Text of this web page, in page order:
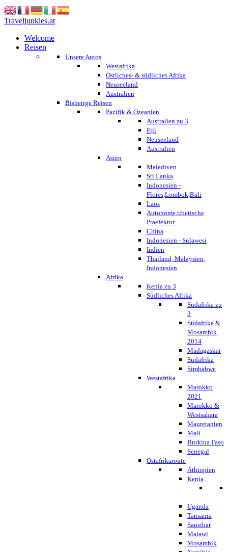
Traveljunkies.at
Welcome
Reisen
Unsere Autos
Westafrika
Östliches- & südliches Afrika
Neuseeland
Australien
Bisherige Reisen
Pazifik & Ozeanien
Australien zu 3
Fiji
Neuseeland
Australien
Asien
Malediven
Sri Lanka
Indonesien -
Flores,Lombok,Bali
Laos
Autonome tibetische
Praefektur
China
Indonesien - Sulawesi
Indien
Thailand, Malaysien,
Indonesien
Afrika
Kenia zu 3
Südliches Afrika
Südafrika zu
3
Südafrika &
Mosambik
2014
Madagaskar
Südafrika
Simbabwe
Westafrika
Marokko
2021
Marokko &
Westsahara
Mauretanien
Mali
Burkina Faso
Senegal
Ostafrikaroute
Äthiopien
Kenia
Uganda
Tansania
Sansibar
Malawi
Mosambik